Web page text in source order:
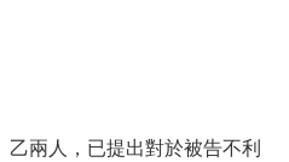
兩人，已提出對於被告不利